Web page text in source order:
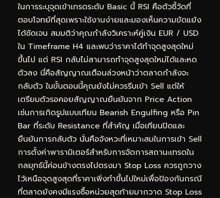
ในการระบุจุดเข้าเทรดระดับ Basic นี้ RSI คือตัวชี้วัดที่
ตอบโจทย์ที่สุดเพราะใช้งานง่ายและมองเห็นความขัดแย้ง
ได้ชัดเจน สมมติว่าคุณกำลังวิเคราะห์คู่เงิน EUR / USD
ใน Timeframe H4 และพบว่าราคาได้ทำจุดสูงสุดใหม่
ขึ้นไป แต่ RSI กลับไม่สามารถทำจุดสูงสุดใหม่ได้และหด
ตัวลง นี่คือสัญญาณเตือนล่วงหน้าว่าตลาดกำลังจะ
กลับตัว ในขั้นตอนนี้คุณยังไม่ควรรีบเข้า Sell แต่ให้
เตรียมตัวรอคอยสัญญาณยืนยันจาก Price Action
เช่นการเกิดรูปแบบเทียน Bearish Engulfing หรือ Pin
Bar ที่ระดับ Resistance ที่สำคัญ เมื่อเทียนปิดและ
ยืนยันการกลับตัว นั่นคือจังหวะที่เหมาะสมในการเข้า Sell
การตั้งค่าพารามิเตอร์สำหรับการจัดการสถานะเทรดใน
กลยุทธ์นี้ค่อนข้างตรงไปตรงมา Stop Loss ควรถูกวาง
ไว้เหนือจุดสูงสุดที่ราคาเพิ่งทำขึ้นไปใหม่เพื่อป้องกันกรณี
ที่ตลาดยังคงมีแรงซื้อหน่วยสุดท้ายมากวาด Stop Loss